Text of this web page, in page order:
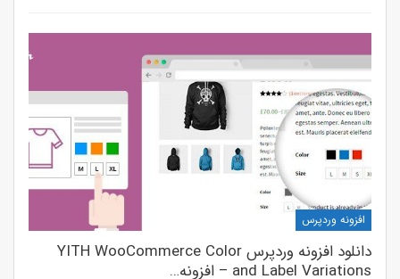
افزونه وردپرس
دانلود افزونه وردپرس YITH WooCommerce Color
and Label Variations – افزونه…